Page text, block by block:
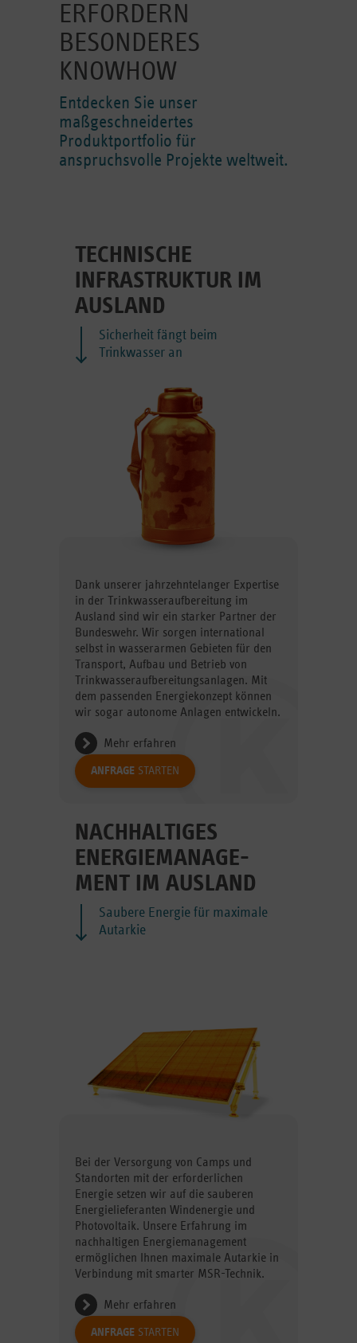
ERFORDERN
BESONDERES
KNOWHOW
Entdecken Sie unser
maßgeschneidertes
Produktportfolio für
anspruchsvolle Projekte weltweit.
TECHNISCHE
INFRASTRUKTUR IM
AUSLAND
Sicherheit fängt beim
Trinkwasser an
Dank unserer jahrzehntelanger Expertise
in der Trinkwasser­aufbereitung im
Ausland sind wir ein starker Partner der
Bundeswehr. Wir sorgen international
selbst in wasserarmen Gebieten für den
Transport, Aufbau und Betrieb von
Trinkwasser­aufbereitungsanlagen. Mit
dem passenden Energiekonzept können
wir sogar autonome Anlagen entwickeln.
Mehr erfahren
ANFRAGE STARTEN
NACHHALTIGES
ENERGIE­MANAGE­
MENT IM AUSLAND
Saubere Energie für maximale
Autarkie
Bei der Versorgung von Camps und
Standorten mit der erforderlichen
Energie setzen wir auf die sauberen
Energielieferanten Windenergie und
Photovoltaik. Unsere Erfahrung im
nachhaltigen Energiemanagement
ermöglichen Ihnen maximale Autarkie in
Verbindung mit smarter MSR-Technik.
Mehr erfahren
ANFRAGE STARTEN